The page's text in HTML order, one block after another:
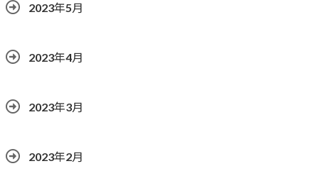
2023年5月
2023年4月
2023年3月
2023年2月